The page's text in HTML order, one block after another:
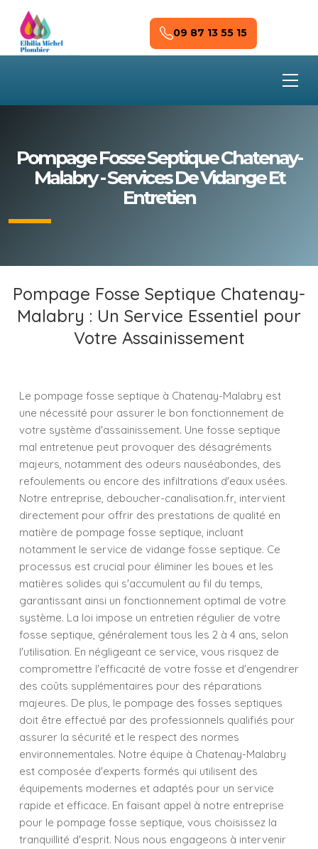
Skip to main content
09 87 13 55 15
Pompage Fosse Septique Chatenay-
Malabry - Services De Vidange Et
Entretien
Pompage Fosse Septique Chatenay-
Malabry : Un Service Essentiel pour
Votre Assainissement
Le pompage fosse septique à Chatenay-Malabry est
une nécessité pour assurer le bon fonctionnement de
votre système d'assainissement. Une fosse septique
mal entretenue peut provoquer des désagréments
majeurs, notamment des odeurs nauséabondes, des
refoulements ou encore des infiltrations d'eaux usées.
Notre entreprise, deboucher-canalisation.fr, intervient
directement pour offrir des prestations de qualité en
matière de pompage fosse septique, incluant
notamment le service de vidange fosse septique. Ce
processus est crucial pour éliminer les boues et les
matières solides qui s'accumulent au fil du temps,
garantissant ainsi un fonctionnement optimal de votre
système. La loi impose un entretien régulier de votre
fosse septique, généralement tous les 2 à 4 ans, selon
l'utilisation. En négligeant ce service, vous risquez de
compromettre l'efficacité de votre fosse et d'engendrer
des coûts supplémentaires pour des réparations
majeures. De plus, le pompage des fosses septiques
doit être effectué par des professionnels qualifiés pour
assurer la sécurité et le respect des normes
environnementales. Notre équipe à Chatenay-Malabry
est composée d'experts formés qui utilisent des
équipements modernes et adaptés pour un service
rapide et efficace. En faisant appel à notre entreprise
pour le pompage fosse septique, vous choisissez la
tranquillité d'esprit. Nous nous engageons à intervenir